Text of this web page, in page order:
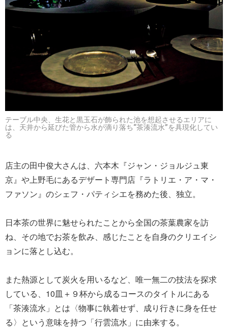
テーブル中央、生花と黒玉石が飾られた池を想起させるエリアに
は、天井から延びた管から水が滴り落ち“茶湊流水”を具現化してい
る
店主の田中俊大さんは、六本木『ジャン・ジョルジュ東
京』や上野毛にあるデザート専門店『ラトリエ・ア・マ・
ファソン』のシェフ・パティシエを務めた後、独立。
日本茶の世界に魅せられたことから全国の茶葉農家を訪
ね、その地でお茶を飲み、感じたことを自身のクリエイシ
ョンに落とし込む。
また熱源として炭火を用いるなど、唯一無二の技法を探求
している、10皿＋９杯から成るコースのタイトルにある
「茶湊流水」とは〈物事に執着せず、成り行きに身を任せ
る〉という意味を持つ「行雲流水」に由来する。